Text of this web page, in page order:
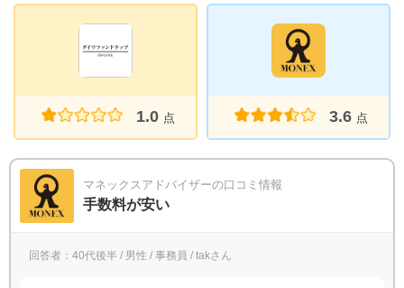
1.0 点 3.6 点
マネックスアドバイザーの口コミ情報
手数料が安い
回答者：40代後半 / 男性 / 事務員 / takさん